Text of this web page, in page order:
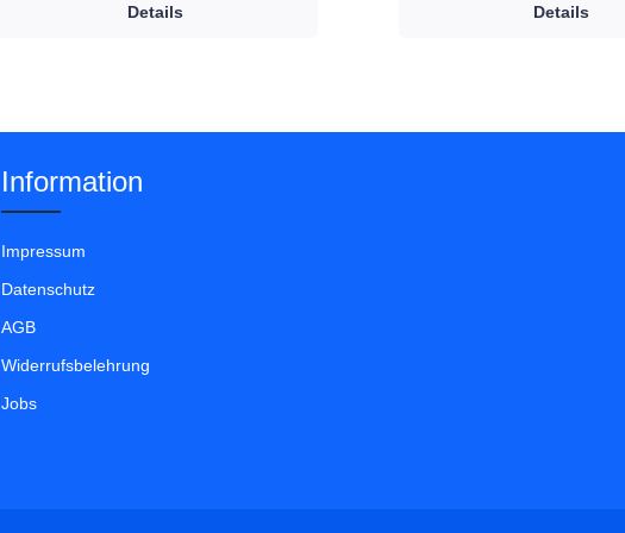
Details Details
Information
Impressum
Datenschutz
AGB
Widerrufsbelehrung
Jobs